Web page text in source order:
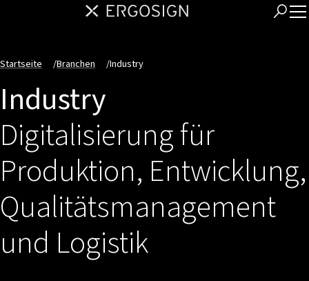
Startseite /Branchen /Industry
Industry
Digitalisierung für
Produktion, Entwicklung,
Qualitätsmanagement
und Logistik